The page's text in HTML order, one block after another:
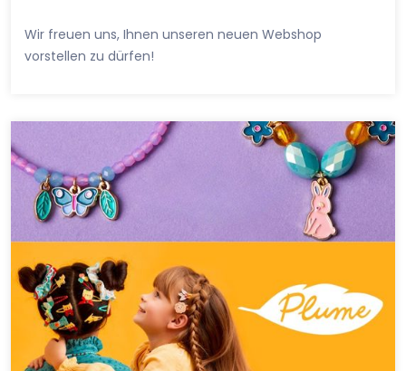
Wir freuen uns, Ihnen unseren neuen Webshop
vorstellen zu dürfen!